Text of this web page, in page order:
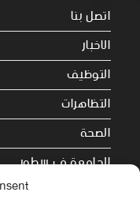
اتصل بنا
الاخبار
التوظيف
التظاهرات
الصحة
الجامعة في سطور
Cookie Policy (EU)